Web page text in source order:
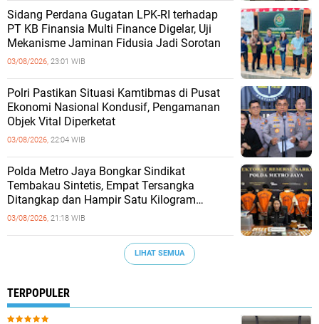
Sidang Perdana Gugatan LPK-RI terhadap
PT KB Finansia Multi Finance Digelar, Uji
Mekanisme Jaminan Fidusia Jadi Sorotan
03/08/2026, 23:01 WIB
‎Polri Pastikan Situasi Kamtibmas di Pusat
Ekonomi Nasional Kondusif, Pengamanan
Objek Vital Diperketat
03/08/2026, 22:04 WIB
‎Polda Metro Jaya Bongkar Sindikat
Tembakau Sintetis, Empat Tersangka
Ditangkap dan Hampir Satu Kilogram
Barang Bukti Disita
03/08/2026, 21:18 WIB
LIHAT SEMUA
TERPOPULER